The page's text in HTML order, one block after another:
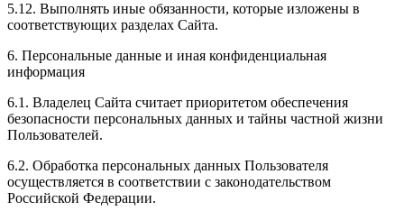
5.12. Выполнять иные обязанности, которые изложены в
соответствующих разделах Сайта.
6. Персональные данные и иная конфиденциальная
информация
6.1. Владелец Сайта считает приоритетом обеспечения
безопасности персональных данных и тайны частной жизни
Пользователей.
6.2. Обработка персональных данных Пользователя
осуществляется в соответствии с законодательством
Российской Федерации.